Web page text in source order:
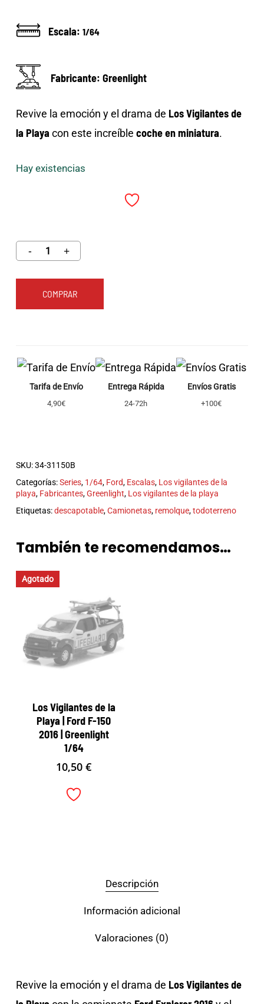
Escala: 1/64
Fabricante: Greenlight
Revive la emoción y el drama de Los Vigilantes de
la Playa con este increíble coche en miniatura.
Hay existencias
COMPRAR
Tarifa de Envío
4,90€
Entrega Rápida
24-72h
Envíos Gratis
+100€
SKU:34-31150B
Categorías:Series, 1/64, Ford, Escalas, Los vigilantes de la
playa, Fabricantes,Greenlight, Los vigilantes de la playa
Etiquetas:descapotable,Camionetas, remolque,todoterreno
También te recomendamos…
Agotado
Los Vigilantes de la
Playa | Ford F-150
2016 | Greenlight
1/64
10,50€
Descripción
Información adicional
Valoraciones (0)
Revive la emoción y el drama de Los Vigilantes de